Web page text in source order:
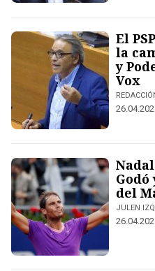
El
la
y
Vox
del
JULEN